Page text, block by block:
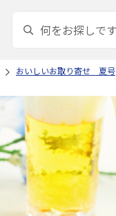
おいしいお取り寄せ 夏号